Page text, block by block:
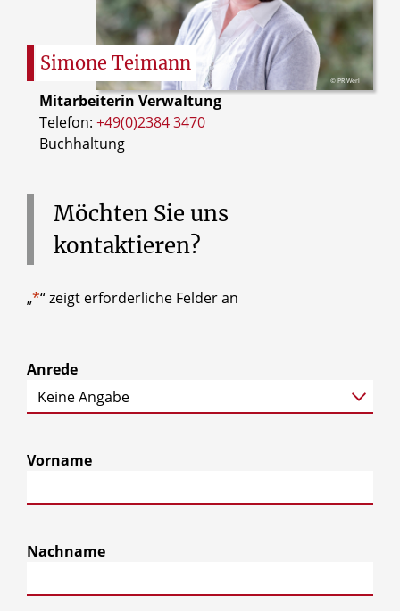
© PR Werl
Simone Teimann
Mitarbeiterin Verwaltung
Telefon: +49(0)2384 3470
Buchhaltung
Möchten Sie uns
kontaktieren?
„*“ zeigt erforderliche Felder an
Anrede
Vorname
Nachname